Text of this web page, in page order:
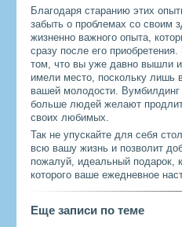
Благодаря старанию этих
забыть о проблемах со своим
жизненно важного опыта,
сразу после его
том, что вы уже давно вышли
имели место, поскольку лишь
вашей молодости.
больше людей желают
своих любимых.
Так не упускайте для себя
всю вашу жизнь и позволит
пожалуй, идеальный подарок,
которого ваше ежедневное
Еще записи по теме